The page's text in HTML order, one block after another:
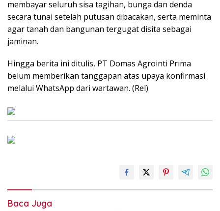
membayar seluruh sisa tagihan, bunga dan denda
secara tunai setelah putusan dibacakan, serta meminta
agar tanah dan bangunan tergugat disita sebagai
jaminan.
Hingga berita ini ditulis, PT Domas Agrointi Prima
belum memberikan tanggapan atas upaya konfirmasi
melalui WhatsApp dari wartawan. (Rel)
Baca Juga